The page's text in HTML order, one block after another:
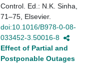
Control. Ed.: N.K. Sinha,
71–75, Elsevier.
doi:10.1016/B978-0-08-
033452-3.50016-8
Effect of Partial and
Postponable Outages